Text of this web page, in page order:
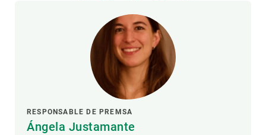
RESPONSABLE DE PREMSA
Ángela Justamante